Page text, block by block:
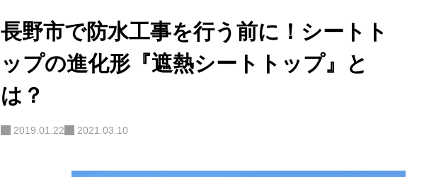
長野市で防水工事を行う前に！シートト
ップの進化形『遮熱シートトップ』と
は？
2019.01.22 2021.03.10